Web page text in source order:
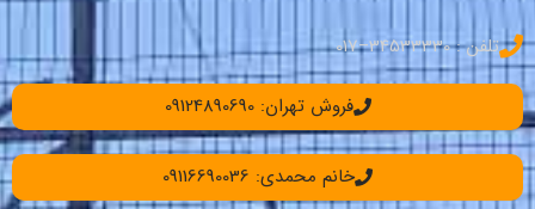
تلفن : 34533330–017
فروش تهران: 09124890690
خانم محمدی: 09116690036